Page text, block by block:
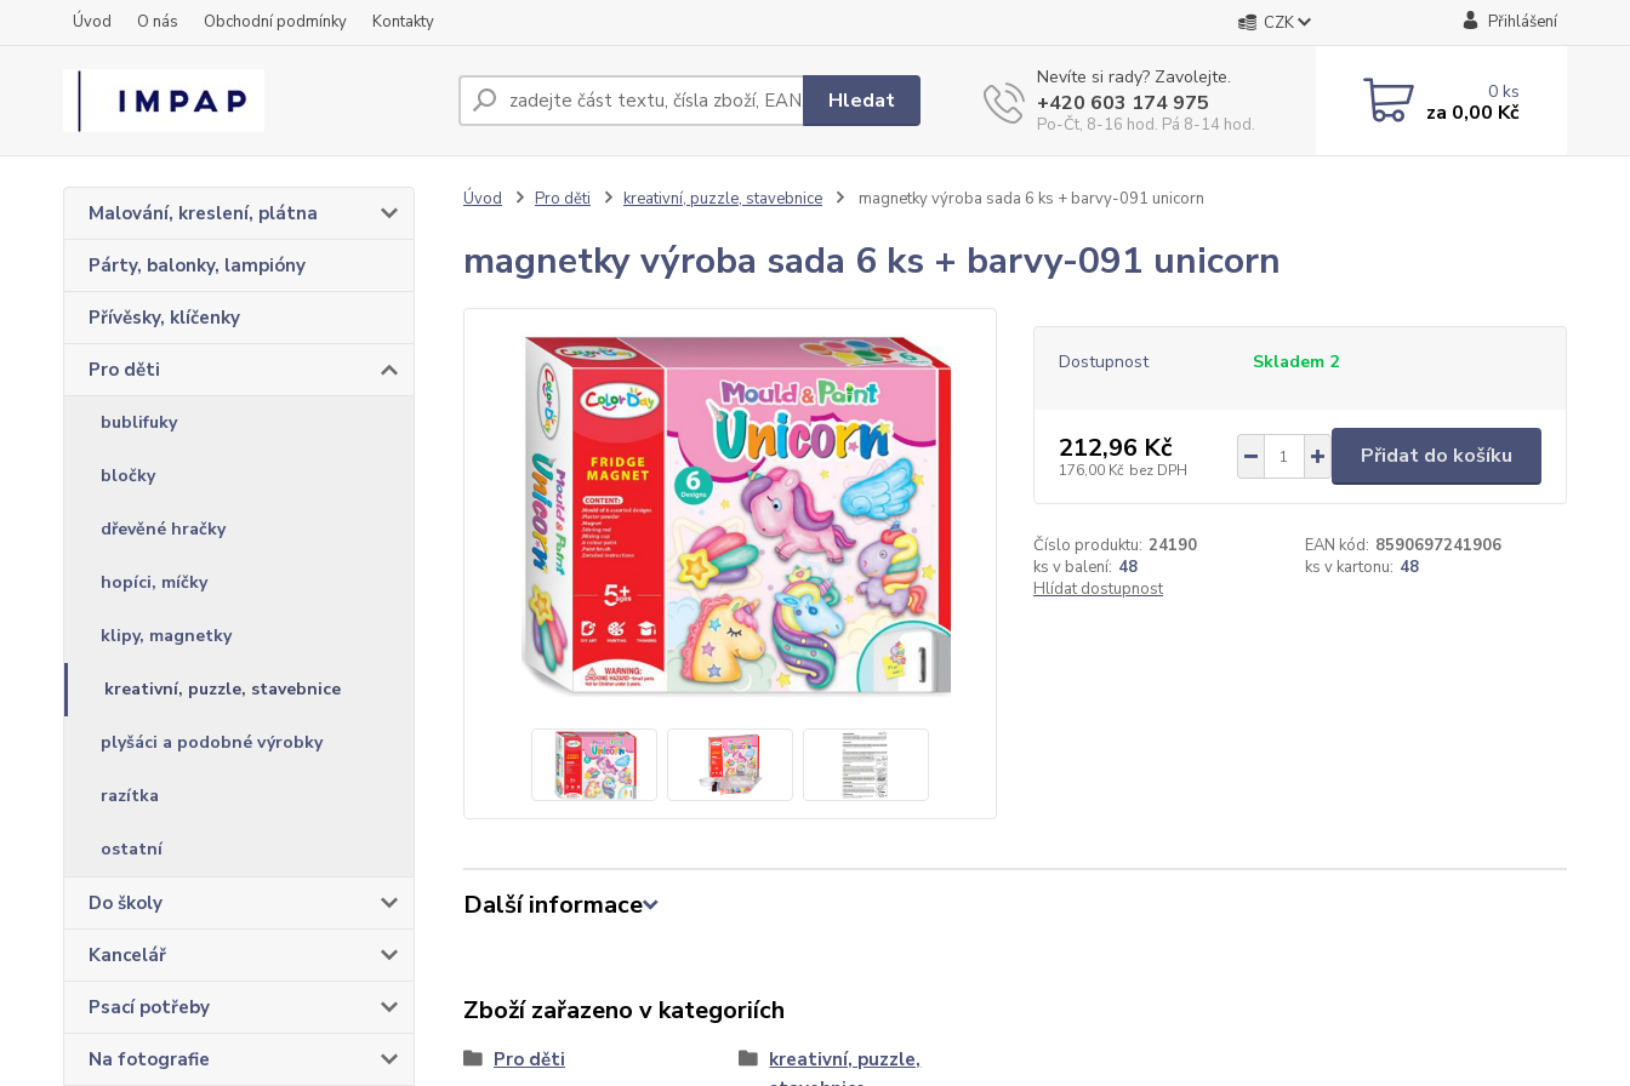
Úvod O nás Obchodní podmínky Kontakty CZK Přihlášení
Hledat
Nevíte si rady? Zavolejte.
+420 603 174 975
Po-Čt, 8-16 hod. Pá 8-14 hod.
0ks
za 0,00 Kč
Malování, kreslení, plátna
Párty, balonky, lampióny
Přívěsky, klíčenky
Pro děti
bublifuky
bločky
dřevěné hračky
hopíci, míčky
klipy, magnetky
kreativní, puzzle, stavebnice
plyšáci a podobné výrobky
razítka
ostatní
Do školy
Kancelář
Psací potřeby
Na fotografie
Úvod Pro děti kreativní, puzzle, stavebnice magnetky výroba sada 6 ks + barvy-091 unicorn
magnetky výroba sada 6 ks + barvy-091 unicorn
Dostupnost Skladem 2
212,96 Kč
176,00 Kč bez DPH
Přidat do košíku
Číslo produktu: 24190 EAN kód: 8590697241906
ks v balení: 48 ks v kartonu: 48
Hlídat dostupnost
Další informace
Zboží zařazeno v kategoriích
Pro děti
kreativní, puzzle,